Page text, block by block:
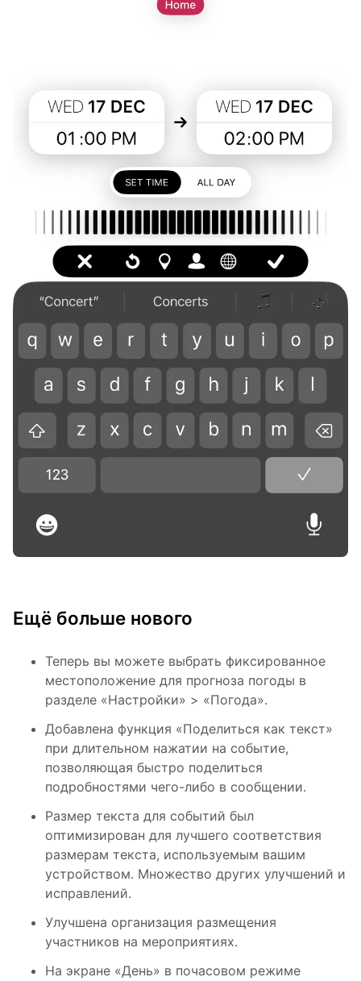
Ещё больше нового
Теперь вы можете выбрать фиксированное
местоположение для прогноза погоды в
разделе «Настройки» > «Погода».
Добавлена ​​функция «Поделиться как текст»
при длительном нажатии на событие,
позволяющая быстро поделиться
подробностями чего-либо в сообщении.
Размер текста для событий был
оптимизирован для лучшего соответствия
размерам текста, используемым вашим
устройством. Множество других улучшений и
исправлений.
Улучшена организация размещения
участников на мероприятиях.
На экране «День» в почасовом режиме